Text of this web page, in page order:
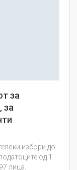
за
за
избори до
од 1
лица.